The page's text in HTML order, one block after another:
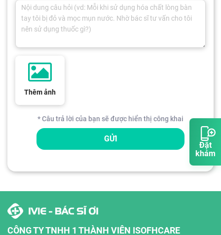
Đặt
khám
Thêm ảnh
* Câu trả lời của bạn sẽ được hiển thị công khai
GỬI
CÔNG TY TNHH 1 THÀNH VIÊN ISOFHCARE